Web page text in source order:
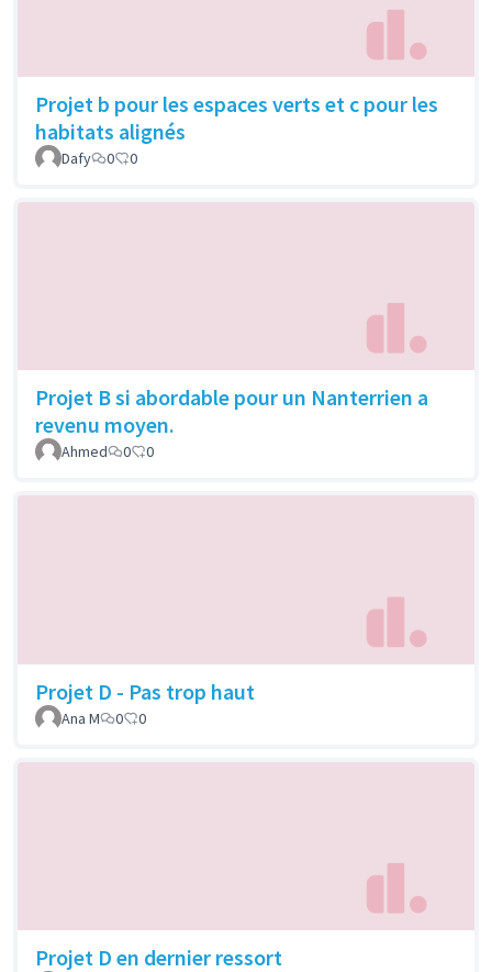
Projet b pour les espaces verts et c pour les
habitats alignés
Dafy 0 0
Projet B si abordable pour un Nanterrien a
revenu moyen.
Ahmed 0 0
Projet D - Pas trop haut
Ana M 0 0
Projet D en dernier ressort